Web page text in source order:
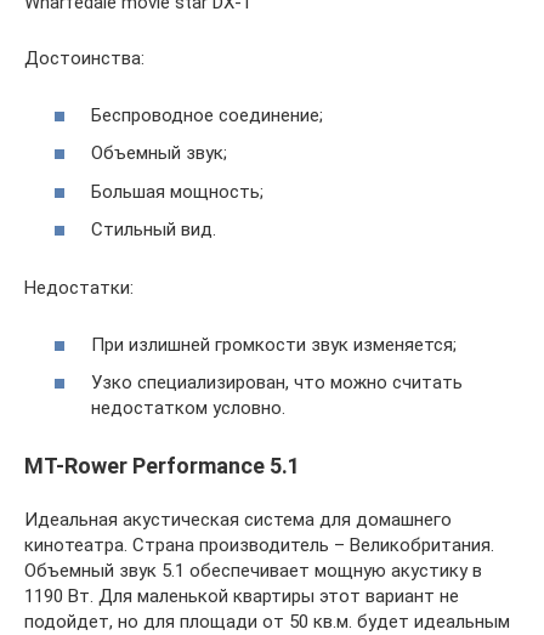
Достоинства:
Беспроводное соединение;
Объемный звук;
Большая мощность;
Стильный вид.
Недостатки:
При излишней громкости звук изменяется;
Узко специализирован, что можно считать
недостатком условно.
MT-Rower Performance 5.1
Идеальная акустическая система для домашнего
кинотеатра. Страна производитель – Великобритания.
Объемный звук 5.1 обеспечивает мощную акустику в
1190 Вт. Для маленькой квартиры этот вариант не
подойдет, но для площади от 50 кв.м. будет идеальным